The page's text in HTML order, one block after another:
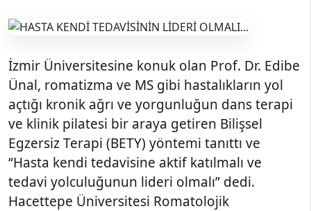
İzmir Üniversitesine konuk olan Prof. Dr. Edibe
Ünal, romatizma ve MS gibi hastalıkların yol
açtığı kronik ağrı ve yorgunluğun dans terapi
ve klinik pilatesi bir araya getiren Bilişsel
Egzersiz Terapi (BETY) yöntemi tanıttı ve
“Hasta kendi tedavisine aktif katılmalı ve
tedavi yolculuğunun lideri olmalı” dedi.
Hacettepe Üniversitesi Romatolojik